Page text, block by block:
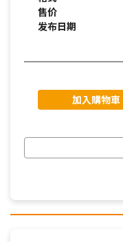
售价
发布日期
加入購物車